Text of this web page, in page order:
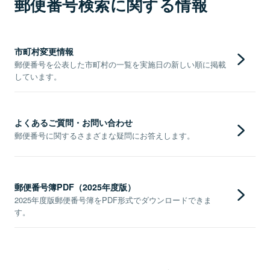
郵便番号検索に関する情報
市町村変更情報
郵便番号を公表した市町村の一覧を実施日の新しい順に掲載
しています。
よくあるご質問・お問い合わせ
郵便番号に関するさまざまな疑問にお答えします。
郵便番号簿PDF（2025年度版）
2025年度版郵便番号簿をPDF形式でダウンロードできま
す。